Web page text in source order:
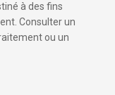
à des fins
Consulter un
ou un